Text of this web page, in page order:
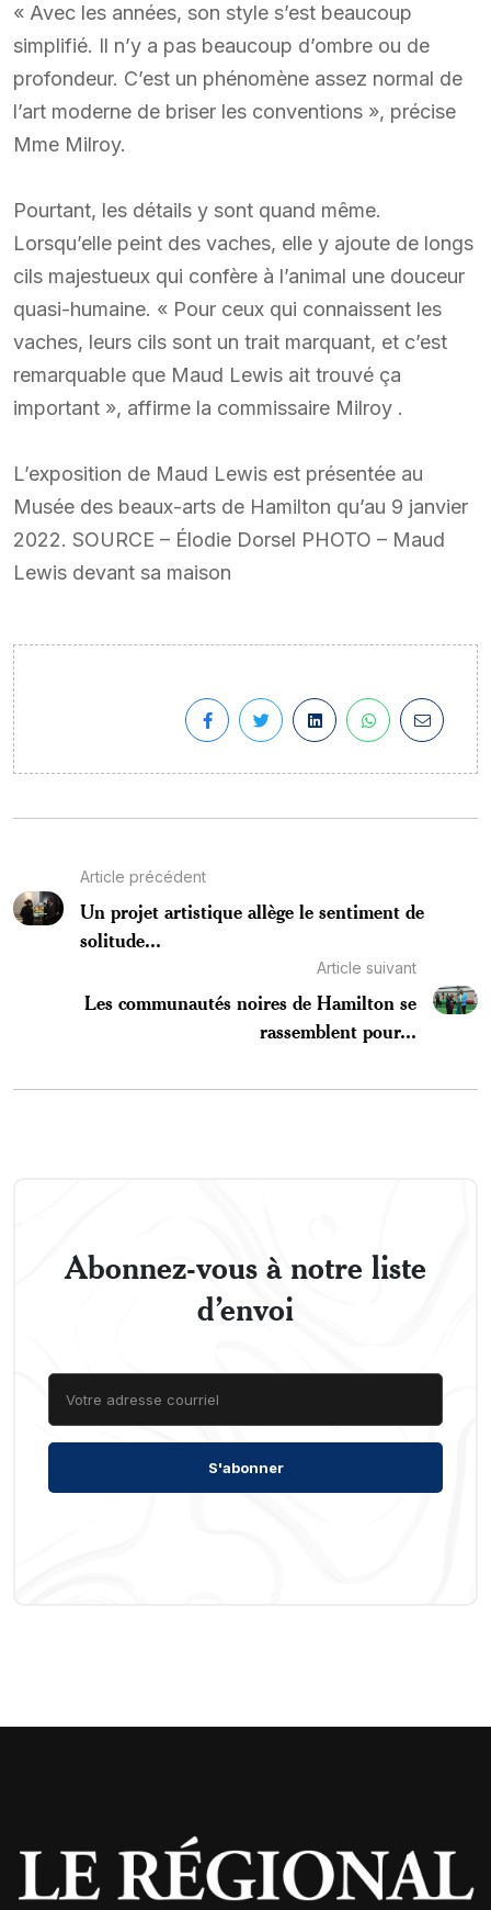
« Avec les années, son style s’est beaucoup
simplifié. Il n’y a pas beaucoup d’ombre ou de
profondeur. C’est un phénomène assez normal de
l’art moderne de briser les conventions », précise
Mme Milroy.
Pourtant, les détails y sont quand même.
Lorsqu’elle peint des vaches, elle y ajoute de longs
cils majestueux qui confère à l’animal une douceur
quasi-humaine. « Pour ceux qui connaissent les
vaches, leurs cils sont un trait marquant, et c’est
remarquable que Maud Lewis ait trouvé ça
important », affirme la commissaire Milroy .
L’exposition de Maud Lewis est présentée au
Musée des beaux-arts de Hamilton qu’au 9 janvier
2022. SOURCE – Élodie Dorsel PHOTO – Maud
Lewis devant sa maison
Article précédent
Un projet artistique allège le sentiment de
solitude...
Article suivant
Les communautés noires de Hamilton se
rassemblent pour...
Abonnez-vous à notre liste
d’envoi